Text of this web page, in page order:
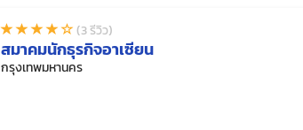
(3 รีวิว)
สมาคมนักธุรกิจอาเซียน
กรุงเทพมหานคร